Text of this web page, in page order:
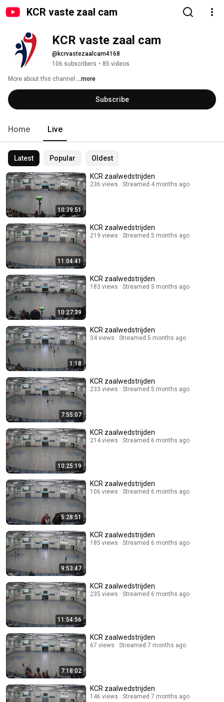
KCR vaste zaal cam
KCR vaste zaal cam
@kcrvastezaalcam4168
106 subscribers • 85 videos
More about this channel ...more
Subscribe
Home Live
Latest Popular Oldest
10:39:51
KCR zaalwedstrijden
236 views Streamed 4 months ago
11:04:41
KCR zaalwedstrijden
219 views Streamed 5 months ago
10:27:39
KCR zaalwedstrijden
183 views Streamed 5 months ago
1:18
KCR zaalwedstrijden
34 views Streamed 5 months ago
7:55:07
KCR zaalwedstrijden
233 views Streamed 5 months ago
10:25:19
KCR zaalwedstrijden
214 views Streamed 6 months ago
5:28:51
KCR zaalwedstrijden
106 views Streamed 6 months ago
9:53:47
KCR zaalwedstrijden
185 views Streamed 6 months ago
11:54:56
KCR zaalwedstrijden
235 views Streamed 6 months ago
7:18:02
KCR zaalwedstrijden
67 views Streamed 7 months ago
KCR zaalwedstrijden
146 views Streamed 7 months ago